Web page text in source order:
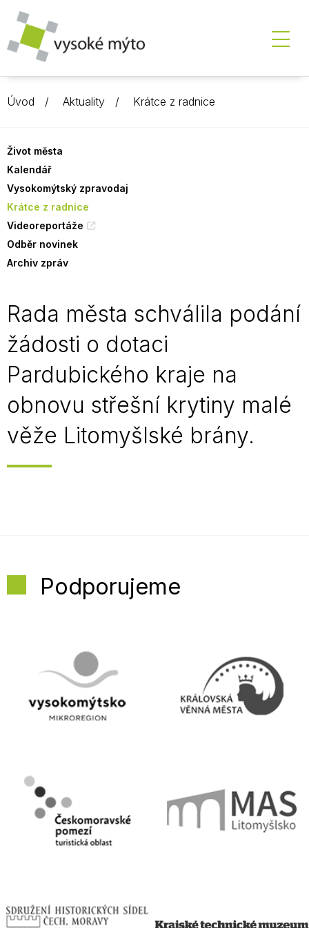
Úvod Aktuality Krátce z radnice
Život města
Kalendář
Vysokomýtský zpravodaj
Krátce z radnice
Videoreportáže
Odběr novinek
Archiv zpráv
Rada města schválila podání
žádosti o dotaci
Pardubického kraje na
obnovu střešní krytiny malé
věže Litomyšlské brány.
Podporujeme